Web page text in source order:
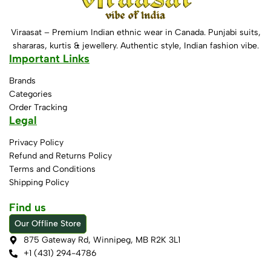
Viraasat – Premium Indian ethnic wear in Canada. Punjabi suits,
shararas, kurtis & jewellery. Authentic style, Indian fashion vibe.
Important Links
Brands
Categories
Order Tracking
Legal
Privacy Policy
Refund and Returns Policy
Terms and Conditions
Shipping Policy
Find us
Our Offline Store
875 Gateway Rd, Winnipeg, MB R2K 3L1
+1 (431) 294-4786